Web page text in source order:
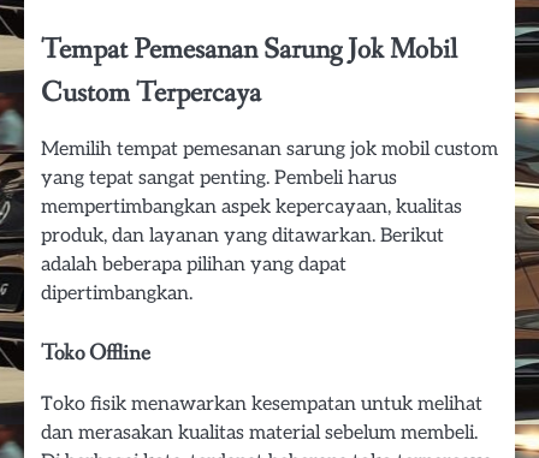
Tempat Pemesanan Sarung Jok Mobil
Custom Terpercaya
Memilih tempat pemesanan sarung jok mobil custom
yang tepat sangat penting. Pembeli harus
mempertimbangkan aspek kepercayaan, kualitas
produk, dan layanan yang ditawarkan. Berikut
adalah beberapa pilihan yang dapat
dipertimbangkan.
Toko Offline
Toko fisik menawarkan kesempatan untuk melihat
dan merasakan kualitas material sebelum membeli.